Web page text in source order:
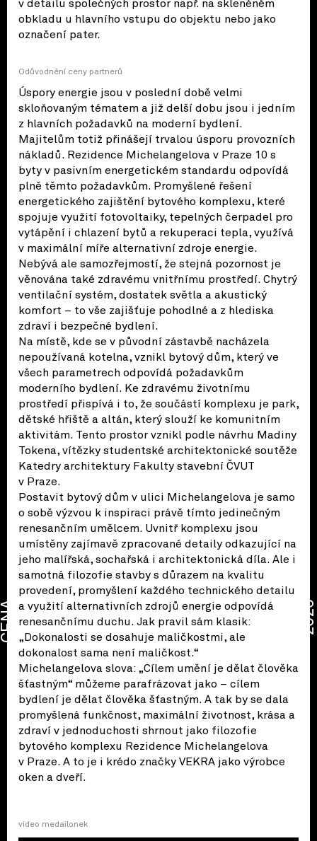
v detailu společných prostor např. na skleněném
obkladu u hlavního vstupu do objektu nebo jako
označení pater.
Odůvodnění ceny partnerů
Úspory energie jsou v poslední době velmi
skloňovaným tématem a již delší dobu jsou i jedním
z hlavních požadavků na moderní bydlení.
Majitelům totiž přinášejí trvalou úsporu provozních
nákladů. Rezidence Michelangelova v Praze 10 s
byty v pasivním energetickém standardu odpovídá
plně těmto požadavkům. Promyšlené řešení
energetického zajištění bytového komplexu, které
spojuje využití fotovoltaiky, tepelných čerpadel pro
vytápění i chlazení bytů a rekuperaci tepla, využívá
v maximální míře alternativní zdroje energie.
Nebývá ale samozřejmostí, že stejná pozornost je
věnována také zdravému vnitřnímu prostředí. Chytrý
ventilační systém, dostatek světla a akustický
komfort – to vše zajišťuje pohodlné a z hlediska
zdraví i bezpečné bydlení.
Na místě, kde se v původní zástavbě nacházela
nepoužívaná kotelna, vznikl bytový dům, který ve
všech parametrech odpovídá požadavkům
moderního bydlení. Ke zdravému životnímu
prostředí přispívá i to, že součástí komplexu je park,
dětské hřiště a altán, který slouží ke komunitním
aktivitám. Tento prostor vznikl podle návrhu Madiny
Tokena, vítězky studentské architektonické soutěže
Katedry architektury Fakulty stavební ČVUT
v Praze.
Postavit bytový dům v ulici Michelangelova je samo
o sobě výzvou k inspiraci právě tímto jedinečným
renesančním umělcem. Uvnitř komplexu jsou
umístěny zajímavě zpracované detaily odkazující na
jeho malířská, sochařská i architektonická díla. Ale i
samotná filozofie stavby s důrazem na kvalitu
provedení, promyšlení každého technického detailu
a využití alternativních zdrojů energie odpovídá
renesančnímu duchu. Jak pravil sám klasik:
„Dokonalosti se dosahuje maličkostmi, ale
dokonalost sama není maličkost.“
Michelangelova slova: „Cílem umění je dělat člověka
šťastným“ můžeme parafrázovat jako – cílem
bydlení je dělat člověka šťastným. A tak by se dala
promyšlená funkčnost, maximální životnost, krása a
zdraví v jednoduchosti shrnout jako filozofie
bytového komplexu Rezidence Michelangelova
v Praze. A to je i krédo značky VEKRA jako výrobce
oken a dveří.
video medailonek
CENA 2026